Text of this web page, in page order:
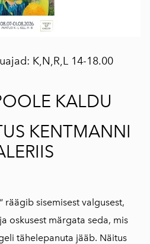
K,N,R,L 14-18.00
KALDU
KENTMANNI
räägib sisemisest valgusest,
oskusest märgata seda, mis
tähelepanuta jääb. Näitus